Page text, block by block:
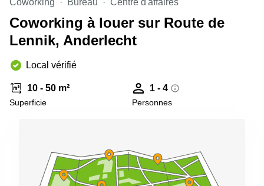
Coworking Bureau Centre d'affaires
Coworking à louer sur Route de
Lennik, Anderlecht
Local vérifié
10 - 50 m²
Superficie
1 - 4
Personnes